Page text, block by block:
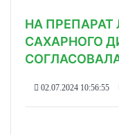
НА ПРЕПАРАТ
САХАРНОГО
02.07.2024 10:56:55